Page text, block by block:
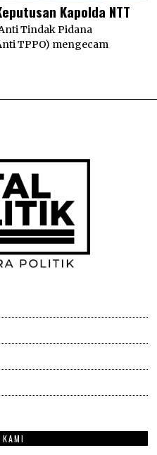
Kapolda NTT
Tindak Pidana
TPPO) mengecam